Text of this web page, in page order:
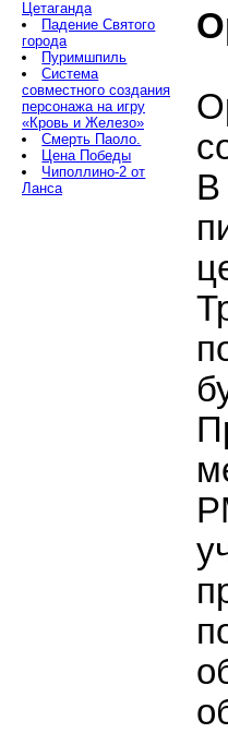
Цетаганда
Падение Святого
города
Пуримшпиль
Система
совместного создания
персонажа на игру
«Кровь и Железо»
Смерть Паоло.
Цена Победы
Чиполлино-2 от
Ланса
В